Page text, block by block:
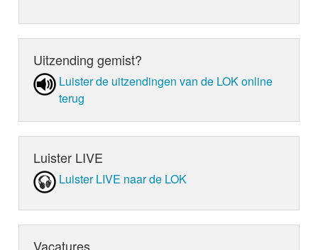
Uitzending gemist?
Luister de uit­zen­din­gen van de LOK online
terug
Luister LIVE
Luister LIVE naar de LOK
Vacatures